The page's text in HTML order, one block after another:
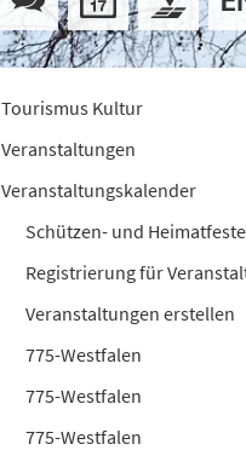
Tourismus Kultur
Veranstaltungen
Veranstaltungskalender
Schützen- und Heimatfeste
Registrierung für
Veranstaltungen erstellen
775-Westfalen
775-Westfalen
775-Westfalen